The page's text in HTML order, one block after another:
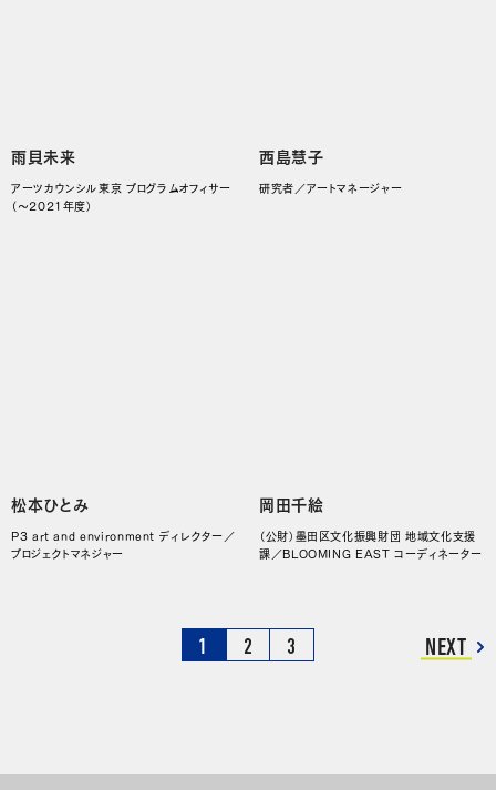
雨貝未来
アーツカウンシル東京 プログラムオフィサー
（〜2021年度）
西島慧子
研究者／アートマネージャー
松本ひとみ
P3 art and environment ディレクター／
プロジェクトマネジャー
岡田千絵
（公財）墨田区文化振興財団 地域文化支援
課／BLOOMING EAST コーディネーター
1 2 3 NEXT